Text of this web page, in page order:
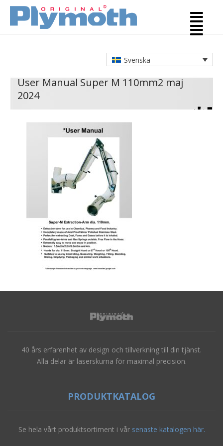
Svenska
User Manual Super M 110mm2 maj
2024
40 års erfarenhet av design och tillverkning till din tjänst.
Alla delar är laserskurna för maximal precision.
PRODUKTKATALOG
Se hela vårt produktsortiment i vår senaste katalogen här.